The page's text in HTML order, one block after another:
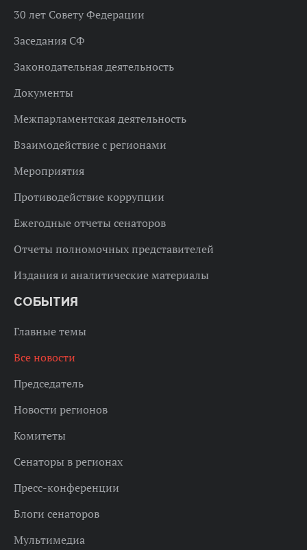
30 лет Совету Федерации
Заседания СФ
Законодательная деятельность
Документы
Межпарламентская деятельность
Взаимодействие с регионами
Мероприятия
Противодействие коррупции
Ежегодные отчеты сенаторов
Отчеты полномочных представителей
Издания и аналитические материалы
СОБЫТИЯ
Главные темы
Все новости
Председатель
Новости регионов
Комитеты
Сенаторы в регионах
Пресс-конференции
Блоги сенаторов
Мультимедиа